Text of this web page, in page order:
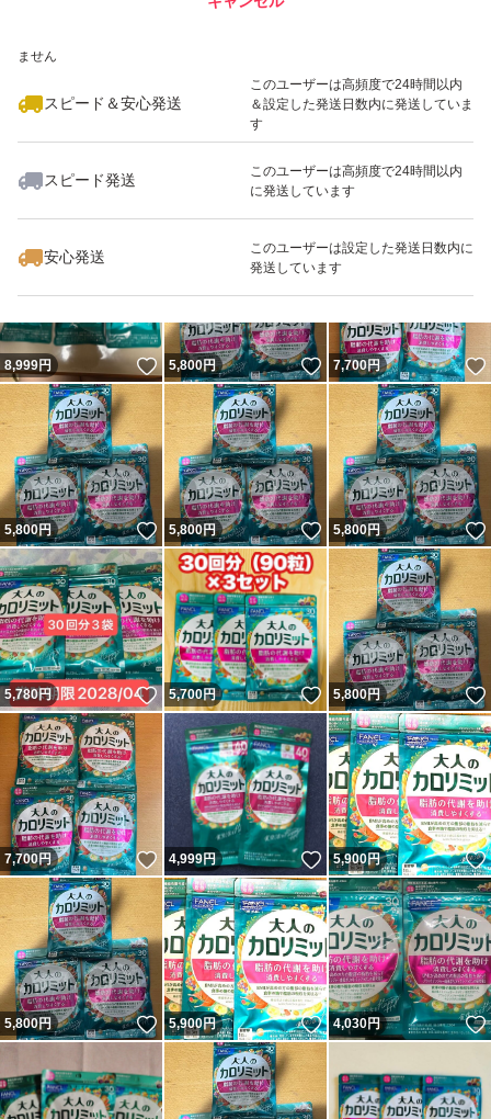
ません
スピード＆安心発送
このユーザーは高頻度で24時間以内
＆設定した発送日数内に発送していま
す
スピード発送
このユーザーは高頻度で24時間以内
に発送しています
安心発送
このユーザーは設定した発送日数内に
発送しています
いいね！
7,700
8,999円 いいね！
5,800円 いいね！
7,700円
5,800円 いいね！
5,800円 いいね！
5,800円
5,780円 いいね！
5,700円 いいね！
5,800円
7,700円 いいね！
4,999円 いいね！
5,900円
5,800円 いいね！
5,900円 いいね！
4,030円